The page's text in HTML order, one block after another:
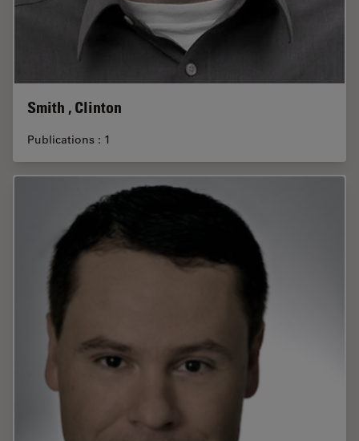
Smith , Clinton
Publications : 1